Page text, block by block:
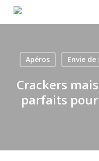
Apéros Envie de
Crackers
parfaits